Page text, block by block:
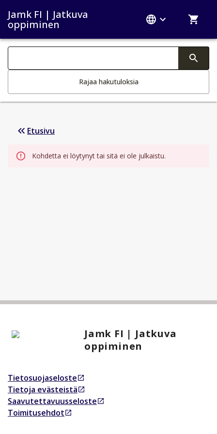
Jamk FI | Jatkuva
oppiminen
Haku kategoriat
Rajaa hakutuloksia
Etusivu
Kohdetta ei löytynyt tai sitä ei ole julkaistu.
Jamk FI | Jatkuva
oppiminen
Tietosuojaseloste
Avautuu uudessa välilehdessä
Tietoja evästeistä
Avautuu uudessa välilehdessä
Saavutettavuusseloste
Avautuu uudessa välilehdessä
Toimitusehdot
Avautuu uudessa välilehdessä